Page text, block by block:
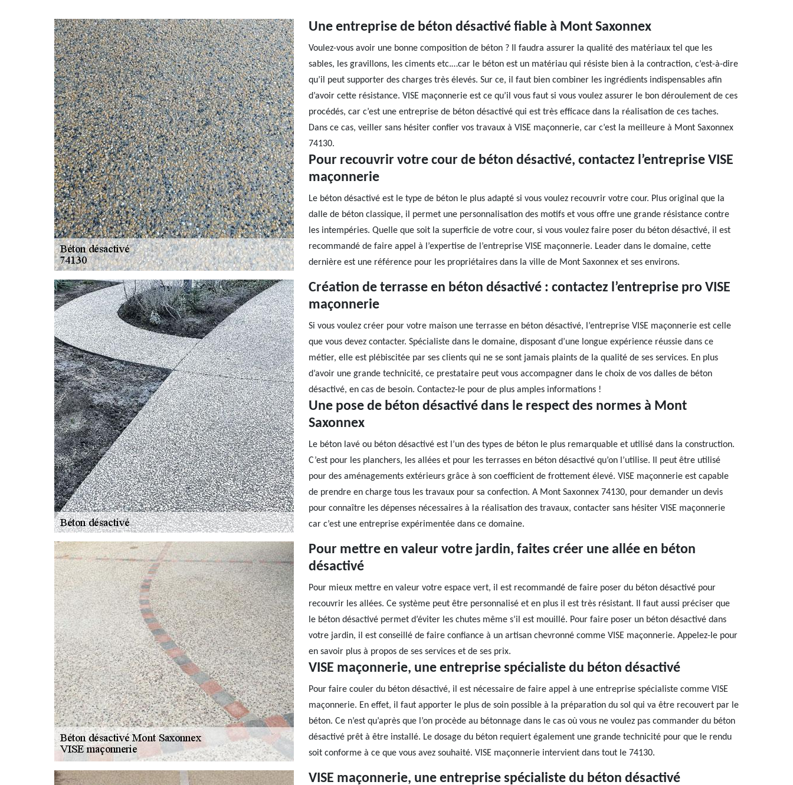
Une entreprise de béton désactivé fiable à Mont Saxonnex
Voulez-vous avoir une bonne composition de béton ? Il faudra assurer la qualité des matériaux tel que les
sables, les gravillons, les ciments etc.…car le béton est un matériau qui résiste bien à la contraction, c’est-à-dire
qu’il peut supporter des charges très élevés. Sur ce, il faut bien combiner les ingrédients indispensables afin
d’avoir cette résistance. VISE maçonnerie est ce qu’il vous faut si vous voulez assurer le bon déroulement de ces
procédés, car c’est une entreprise de béton désactivé qui est très efficace dans la réalisation de ces taches.
Dans ce cas, veiller sans hésiter confier vos travaux à VISE maçonnerie, car c’est la meilleure à Mont Saxonnex
74130.
Pour recouvrir votre cour de béton désactivé, contactez l’entreprise VISE
maçonnerie
Le béton désactivé est le type de béton le plus adapté si vous voulez recouvrir votre cour. Plus original que la
dalle de béton classique, il permet une personnalisation des motifs et vous offre une grande résistance contre
les intempéries. Quelle que soit la superficie de votre cour, si vous voulez faire poser du béton désactivé, il est
recommandé de faire appel à l’expertise de l’entreprise VISE maçonnerie. Leader dans le domaine, cette
dernière est une référence pour les propriétaires dans la ville de Mont Saxonnex et ses environs.
Création de terrasse en béton désactivé : contactez l’entreprise pro VISE
maçonnerie
Si vous voulez créer pour votre maison une terrasse en béton désactivé, l’entreprise VISE maçonnerie est celle
que vous devez contacter. Spécialiste dans le domaine, disposant d’une longue expérience réussie dans ce
métier, elle est plébiscitée par ses clients qui ne se sont jamais plaints de la qualité de ses services. En plus
d’avoir une grande technicité, ce prestataire peut vous accompagner dans le choix de vos dalles de béton
désactivé, en cas de besoin. Contactez-le pour de plus amples informations !
Une pose de béton désactivé dans le respect des normes à Mont
Saxonnex
Le béton lavé ou béton désactivé est l’un des types de béton le plus remarquable et utilisé dans la construction.
C’est pour les planchers, les allées et pour les terrasses en béton désactivé qu’on l’utilise. Il peut être utilisé
pour des aménagements extérieurs grâce à son coefficient de frottement élevé. VISE maçonnerie est capable
de prendre en charge tous les travaux pour sa confection. A Mont Saxonnex 74130, pour demander un devis
pour connaître les dépenses nécessaires à la réalisation des travaux, contacter sans hésiter VISE maçonnerie
car c’est une entreprise expérimentée dans ce domaine.
Pour mettre en valeur votre jardin, faites créer une allée en béton
désactivé
Pour mieux mettre en valeur votre espace vert, il est recommandé de faire poser du béton désactivé pour
recouvrir les allées. Ce système peut être personnalisé et en plus il est très résistant. Il faut aussi préciser que
le béton désactivé permet d’éviter les chutes même s’il est mouillé. Pour faire poser un béton désactivé dans
votre jardin, il est conseillé de faire confiance à un artisan chevronné comme VISE maçonnerie. Appelez-le pour
en savoir plus à propos de ses services et de ses prix.
VISE maçonnerie, une entreprise spécialiste du béton désactivé
Pour faire couler du béton désactivé, il est nécessaire de faire appel à une entreprise spécialiste comme VISE
maçonnerie. En effet, il faut apporter le plus de soin possible à la préparation du sol qui va être recouvert par le
béton. Ce n’est qu’après que l’on procède au bétonnage dans le cas où vous ne voulez pas commander du béton
désactivé prêt à être installé. Le dosage du béton requiert également une grande technicité pour que le rendu
soit conforme à ce que vous avez souhaité. VISE maçonnerie intervient dans tout le 74130.
VISE maçonnerie, une entreprise spécialiste du béton désactivé